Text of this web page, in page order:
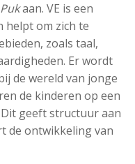
aan. VE is een
helpt om zich te
zoals taal,
Er wordt
de wereld van jonge
de kinderen op een
geeft structuur aan
de ontwikkeling van